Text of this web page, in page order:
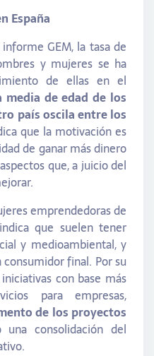
España
GEM, la tasa de
y mujeres se ha
de ellas en el
media de edad de los
país oscila entre los
que la motivación es
de ganar más dinero
que, a juicio del
emprendedoras de
que suelen tener
y medioambiental, y
final. Por su
con base más
para empresas,
de los proyectos
consolidación del